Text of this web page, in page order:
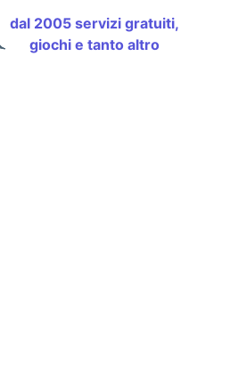
dal 2005 servizi gratuiti,
giochi e tanto altro